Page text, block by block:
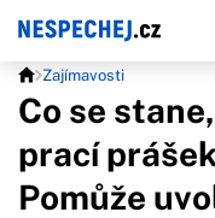
Zajímavosti
Co se
prací
Pomůže